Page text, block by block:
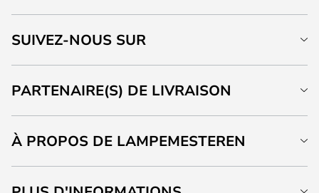
SUIVEZ-NOUS SUR
PARTENAIRE(S) DE LIVRAISON
À PROPOS DE LAMPEMESTEREN